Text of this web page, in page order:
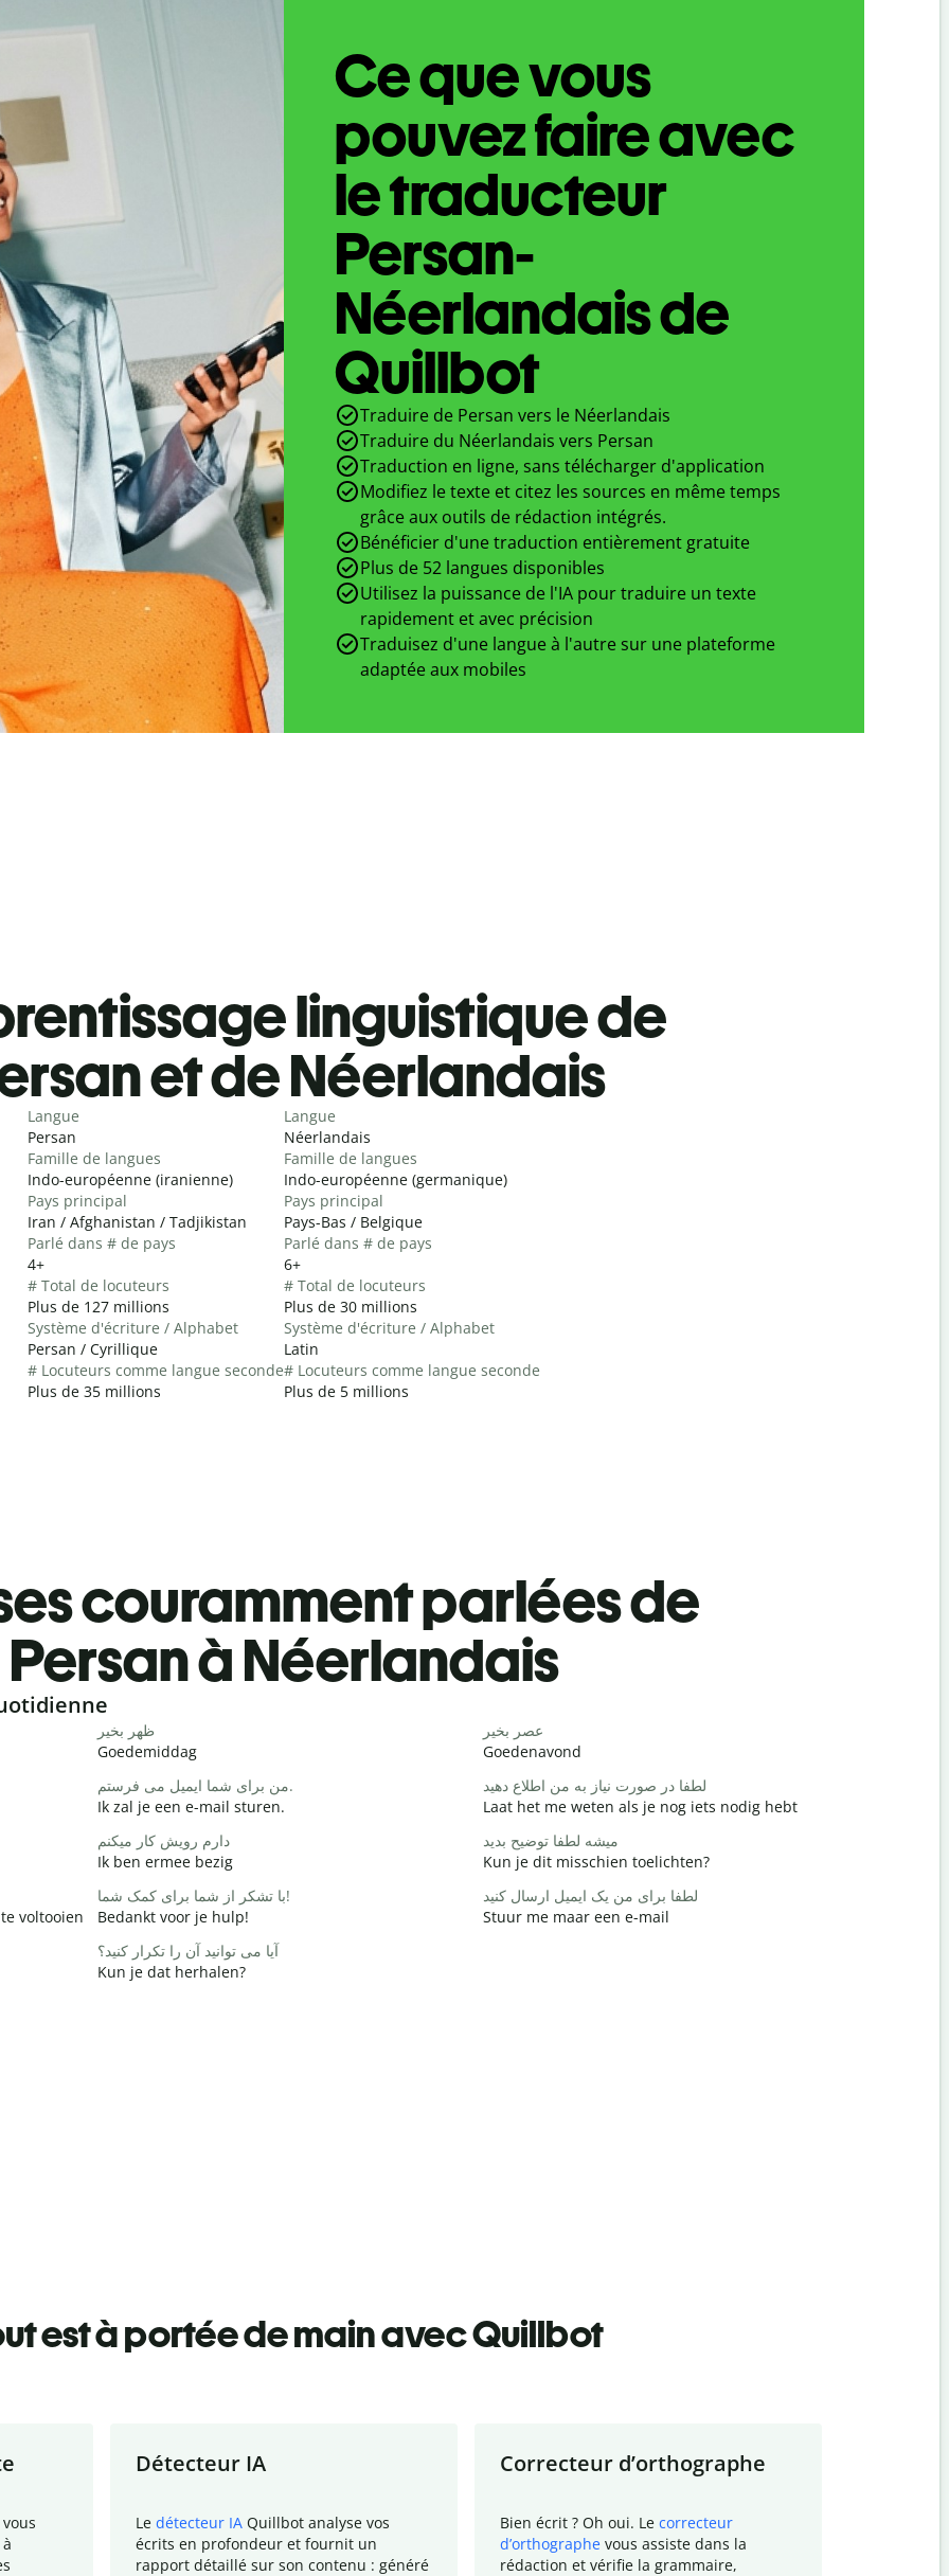
Ce que vous
pouvez faire avec
le traducteur
Persan-
Néerlandais de
Quillbot
Traduire de Persan vers le Néerlandais
Traduire du Néerlandais vers Persan
Traduction en ligne, sans télécharger d'application
Modifiez le texte et citez les sources en même temps
grâce aux outils de rédaction intégrés.
Bénéficier d'une traduction entièrement gratuite
Plus de 52 langues disponibles
Utilisez la puissance de l'IA pour traduire un texte
rapidement et avec précision
Traduisez d'une langue à l'autre sur une plateforme
adaptée aux mobiles
linguistique de
et de Néerlandais
Langue
Persan
Famille de langues
Indo-européenne (iranienne)
Pays principal
Iran / Afghanistan / Tadjikistan
Parlé dans # de pays
4+
# Total de locuteurs
Plus de 127 millions
Système d'écriture / Alphabet
Persan / Cyrillique
# Locuteurs comme langue seconde
Plus de 35 millions
Langue
Néerlandais
Famille de langues
Indo-européenne (germanique)
Pays principal
Pays-Bas / Belgique
Parlé dans # de pays
6+
# Total de locuteurs
Plus de 30 millions
Système d'écriture / Alphabet
Latin
# Locuteurs comme langue seconde
Plus de 5 millions
couramment parlées de
Persan à Néerlandais
ظهر بخیر
Goedemiddag
عصر بخیر
Goedenavond
من برای شما ایمیل می فرستم.
Ik zal je een e-mail sturen.
لطفا در صورت نیاز به من اطلاع دهید
Laat het me weten als je nog iets nodig hebt
دارم رویش کار میکنم
Ik ben ermee bezig
میشه لطفا توضیح بدید
Kun je dit misschien toelichten?
voltooien
با تشکر از شما برای کمک شما!
Bedankt voor je hulp!
لطفا برای من یک ایمیل ارسال کنید
Stuur me maar een e-mail
آیا می توانید آن را تکرار کنید؟
Kun je dat herhalen?
est à portée de main avec Quillbot
Détecteur IA
Le détecteur IA Quillbot analyse vos
écrits en profondeur et fournit un
rapport détaillé sur son contenu : généré
Correcteur d’orthographe
Bien écrit ? Oh oui. Le correcteur
d’orthographe vous assiste dans la
rédaction et vérifie la grammaire,